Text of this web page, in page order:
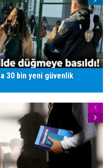
30 bin yeni güvenlik